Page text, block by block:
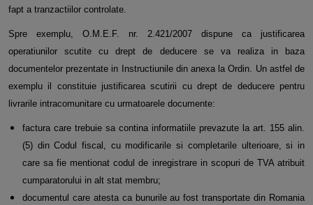
fapt a tranzactiilor controlate.
Spre exemplu, O.M.E.F. nr. 2.421/2007 dispune ca justificarea
operatiunilor scutite cu drept de deducere se va realiza in baza
documentelor prezentate in Instructiunile din anexa la Ordin. Un astfel de
exemplu il constituie justificarea scutirii cu drept de deducere pentru
livrarile intracomunitare cu urmatoarele documente:
factura care trebuie sa contina informatiile prevazute la art. 155 alin.
(5) din Codul fiscal, cu modificarile si completarile ulterioare, si in
care sa fie mentionat codul de inregistrare in scopuri de TVA atribuit
cumparatorului in alt stat membru;
documentul care atesta ca bunurile au fost transportate din Romania